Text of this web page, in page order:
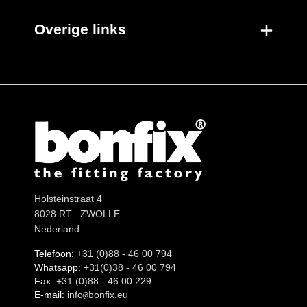
Overige links
Holsteinstraat 4
8028 RT ZWOLLE
Nederland
Telefoon: +31 (0)88 - 46 00 794
Whatsapp: +31(0)38 - 46 00 794
Fax: +31 (0)88 - 46 00 229
E-mail: info@bonfix.eu